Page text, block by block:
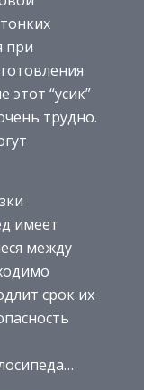
при
“усик”
трудно.
имеет
между
срок их